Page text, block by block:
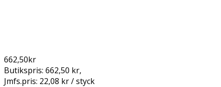
662,50kr
Butikspris: 662,50 kr,
Jmfs.pris: 22,08 kr / styck